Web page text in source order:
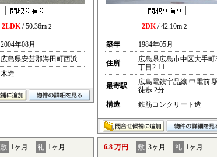
2LDK/ 50.36m 2
2004年08月
広島県安芸郡海田町西浜
木造
2DK/ 42.10m 2
築年 1984年05月
住所
広島県広島市中区大手町
丁目2-11
最寄駅
広島電鉄宇品線 中電前
徒歩 2分
構造
鉄筋コンクリート造
敷 1ヶ月 礼 1ヶ月 6.8 万円 敷 3ヶ月 礼 1ヶ月